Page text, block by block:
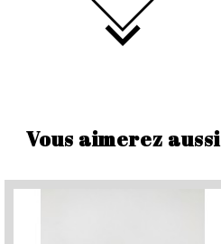
Vous aimerez aussi